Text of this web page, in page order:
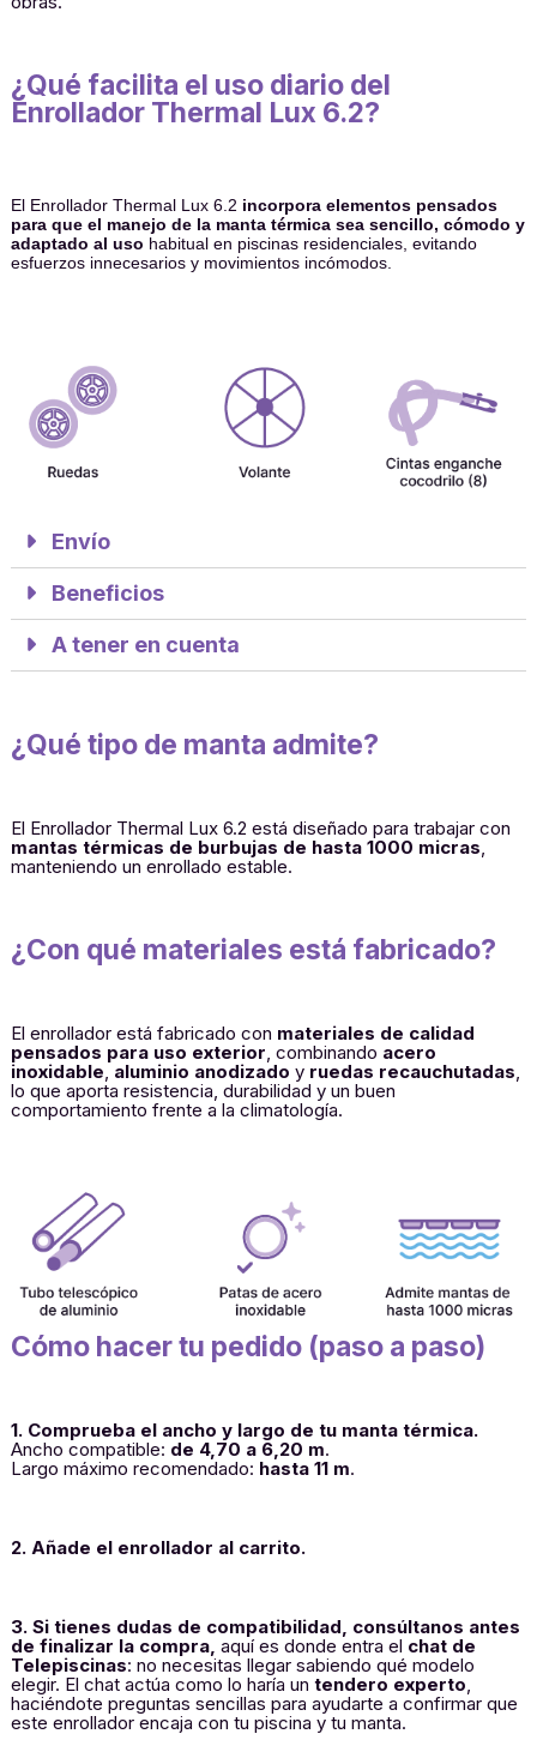
¿Qué facilita el uso diario del
Enrollador Thermal Lux 6.2?
El Enrollador Thermal Lux 6.2 incorpora elementos pensados
para que el manejo de la manta térmica sea sencillo, cómodo y
adaptado al uso habitual en piscinas residenciales, evitando
esfuerzos innecesarios y movimientos incómodos.
Envío
Beneficios
A tener en cuenta
¿Qué tipo de manta admite?
El Enrollador Thermal Lux 6.2 está diseñado para trabajar con
mantas térmicas de burbujas de hasta 1000 micras,
manteniendo un enrollado estable.
¿Con qué materiales está fabricado?
El enrollador está fabricado con materiales de calidad
pensados para uso exterior, combinando acero
inoxidable, aluminio anodizado y ruedas recauchutadas,
lo que aporta resistencia, durabilidad y un buen
comportamiento frente a la climatología.
Cómo hacer tu pedido (paso a paso)
1. Comprueba el ancho y largo de tu manta térmica.
Ancho compatible: de 4,70 a 6,20 m.
Largo máximo recomendado: hasta 11 m.
2. Añade el enrollador al carrito.
3. Si tienes dudas de compatibilidad, consúltanos antes
de finalizar la compra, aquí es donde entra el chat de
Telepiscinas: no necesitas llegar sabiendo qué modelo
elegir. El chat actúa como lo haría un tendero experto,
haciéndote preguntas sencillas para ayudarte a confirmar que
este enrollador encaja con tu piscina y tu manta.